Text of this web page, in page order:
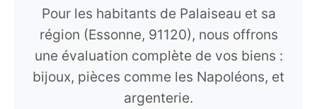
Pour les habitants de Palaiseau et sa
région (Essonne, 91120), nous offrons
une évaluation complète de vos biens :
bijoux, pièces comme les Napoléons, et
argenterie.